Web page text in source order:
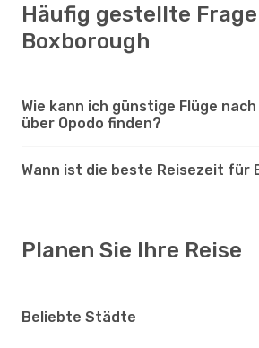
Häufig gestellte
Boxborough
Wie kann ich günstige Flüge
über Opodo finden?
Wann ist die beste Reisezeit für
Planen Sie Ihre Reise
Beliebte Städte